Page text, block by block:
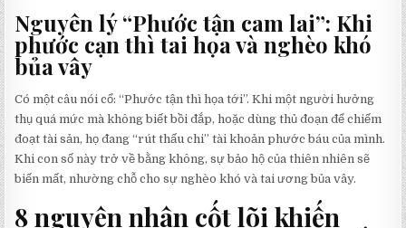
Nguyên lý “Phước tận cam lai”: Khi
phước cạn thì tai họa và nghèo khó
bủa vây
Có một câu nói cổ: “Phước tận thì họa tới”. Khi một người hưởng
thụ quá mức mà không biết bồi đắp, hoặc dùng thủ đoạn để chiếm
đoạt tài sản, họ đang “rút thấu chi” tài khoản phước báu của mình.
Khi con số này trở về bằng không, sự bảo hộ của thiên nhiên sẽ
biến mất, nhường chỗ cho sự nghèo khó và tai ương bủa vây.
8 nguyên nhân cốt lõi khiến